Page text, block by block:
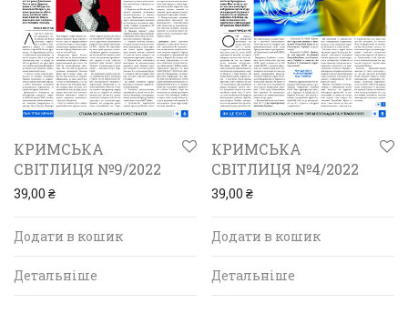
КРИМСЬКА
СВІТЛИЦЯ №9/2022
39,00 ₴
Додати в кошик
Детальніше
КРИМСЬКА
СВІТЛИЦЯ №4/2022
39,00 ₴
Додати в кошик
Детальніше